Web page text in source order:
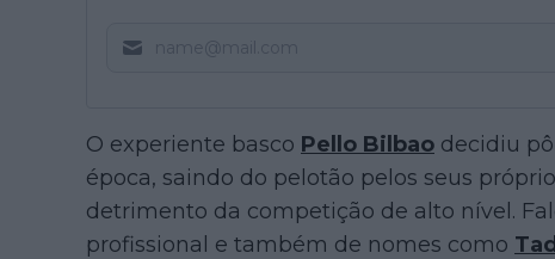
O experiente basco Pello Bilbao decidiu
época, saindo do pelotão pelos seus
detrimento da competição de alto nível.
profissional e também de nomes como